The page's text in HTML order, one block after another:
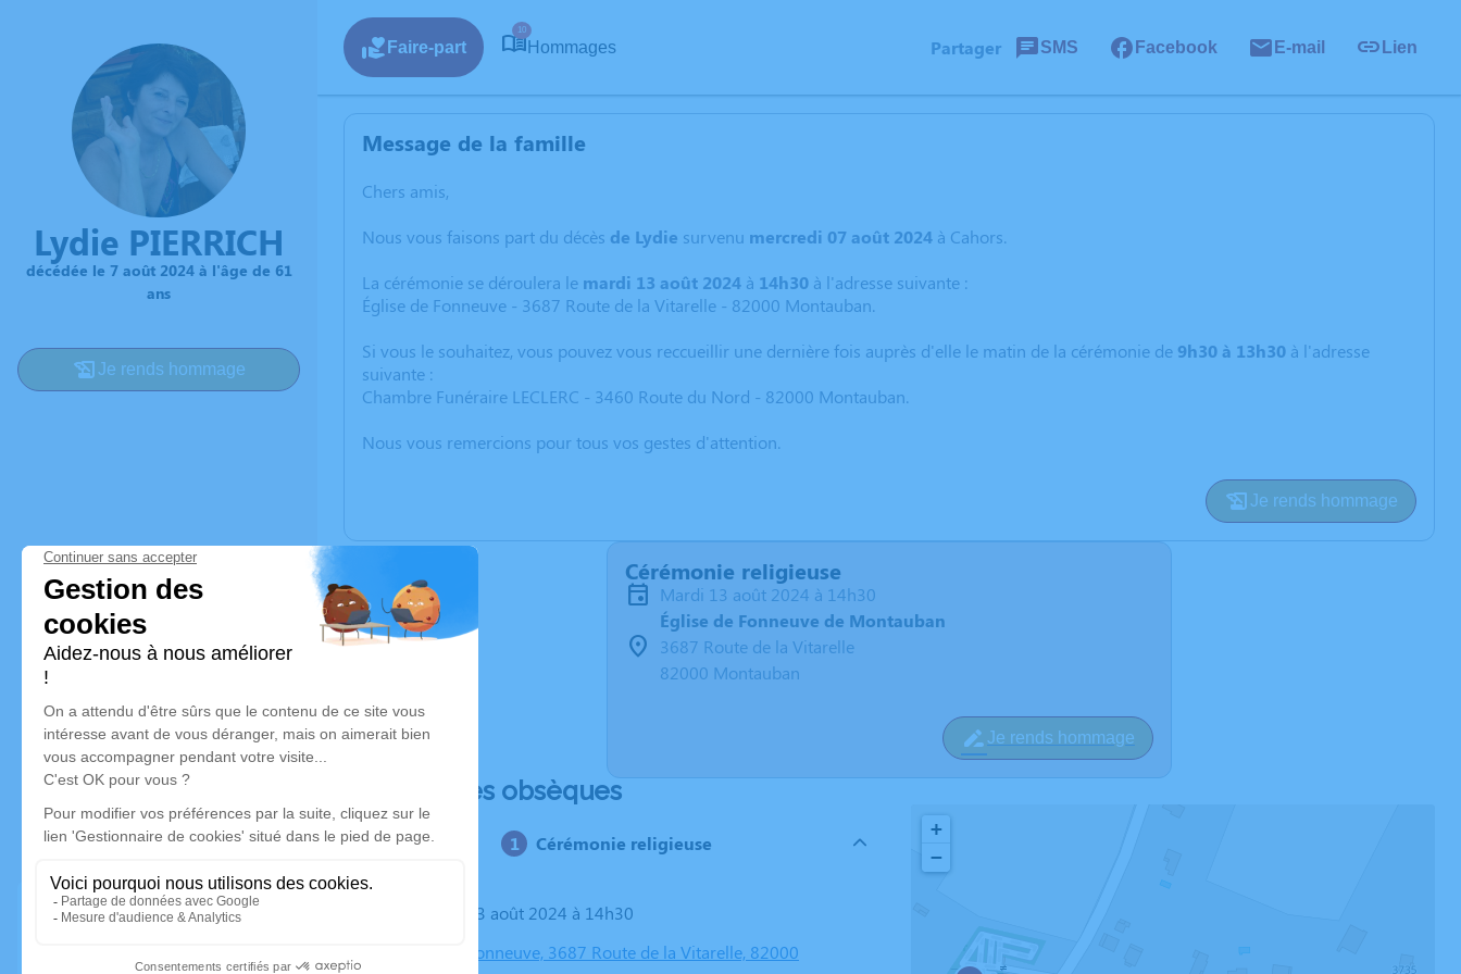
Lydie PIERRICH
décédée le 7 août 2024 à l'âge de 61
ans
Je rends hommage
Faire-part
10
Hommages Partager SMS Facebook E-mail Lien
Message de la famille
Chers amis,
Nous vous faisons part du décès de Lydie survenu mercredi 07 août 2024 à Cahors.
La cérémonie se déroulera le mardi 13 août 2024 à 14h30 à l'adresse suivante :
Église de Fonneuve - 3687 Route de la Vitarelle - 82000 Montauban.
Si vous le souhaitez, vous pouvez vous reccueillir une dernière fois auprès d'elle le matin de la cérémonie de 9h30 à 13h30 à l'adresse
suivante :
Chambre Funéraire LECLERC - 3460 Route du Nord - 82000 Montauban.
Nous vous remercions pour tous vos gestes d'attention.
Je rends hommage
Cérémonie religieuse
mardi 13 août 2024 à 14h30
Église de Fonneuve de Montauban
3687 Route de la Vitarelle
82000 Montauban
Je rends hommage
Déroulé des obsèques
Cérémonie religieuse
Le mardi 13 août 2024 à 14h30
Église de Fonneuve, 3687 Route de la Vitarelle, 82000
+
−